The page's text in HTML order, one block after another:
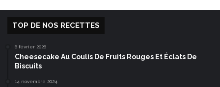
TOP DE NOS RECETTES
6 février 2026
Cheesecake Au Coulis De Fruits Rouges Et Éclats De
Biscuits
14 novembre 2024